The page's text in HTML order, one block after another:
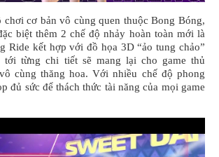
chơi cơ bản vô cùng quen thuộc Bong Bóng,
biệt thêm 2 chế độ nhảy hoàn toàn mới là
Ride kết hợp với đồ họa 3D “ảo tung chảo”
tới từng chi tiết sẽ mang lại cho game thủ
cùng thăng hoa. Với nhiều chế độ phong
đủ sức để thách thức tài năng của mọi game